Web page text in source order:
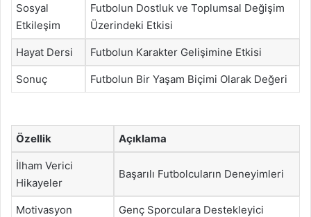
Sosyal
Etkileşim
Futbolun Dostluk ve Toplumsal Değişim
Üzerindeki Etkisi
Hayat Dersi Futbolun Karakter Gelişimine Etkisi
Sonuç Futbolun Bir Yaşam Biçimi Olarak Değeri
Özellik Açıklama
İlham Verici
Hikayeler
Başarılı Futbolcuların Deneyimleri
Motivasyon
Genç Sporculara Destekleyici